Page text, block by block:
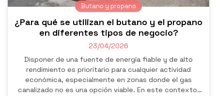
¿Para qué se utilizan el butano y el propano
en diferentes tipos de negocio?
23/04/2026
Butano y propano
Disponer de una fuente de energía fiable y de alto
rendimiento es prioritario para cualquier actividad
económica, especialmente en zonas donde el gas
canalizado no es una opción viable. En este contexto,